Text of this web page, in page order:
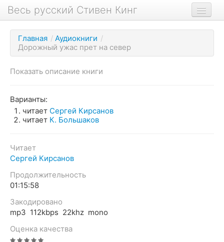
Весь русский Стивен Кинг
Книги
Фильмы
Новости Кинга
Биография
Главная / Аудиокниги /
Дорожный ужас прет на север
Показать описание книги
Варианты:
читает Сергей Кирсанов
читает К. Большаков
Читает
Сергей Кирсанов
Продолжительность
01:15:58
Закодировано
mp3 112kbps 22khz mono
Оценка качества